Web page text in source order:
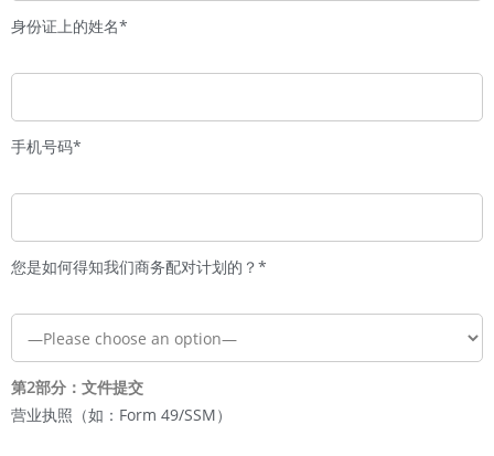
身份证上的姓名*
手机号码*
您是如何得知我们商务配对计划的？*
第2部分：文件提交
营业执照（如：Form 49/SSM）